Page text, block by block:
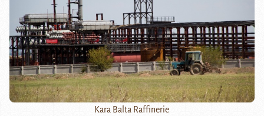
Kara Balta Raffinerie